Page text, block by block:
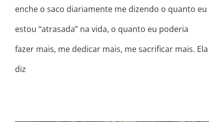
enche o saco diariamente me dizendo o quanto eu
estou “atrasada” na vida, o quanto eu poderia
fazer mais, me dedicar mais, me sacrificar mais. Ela
diz